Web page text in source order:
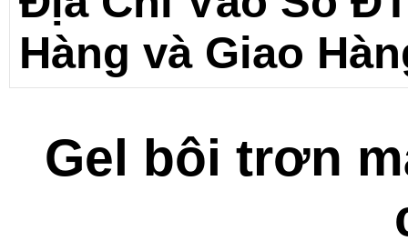
Hàng và Giao
Gel bôi trơn